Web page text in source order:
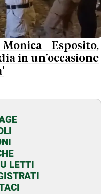
Esposito,
in un'occasione
LETTI